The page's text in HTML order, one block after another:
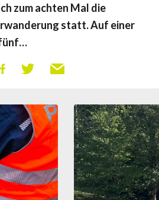
zum achten Mal die
statt. Auf einer